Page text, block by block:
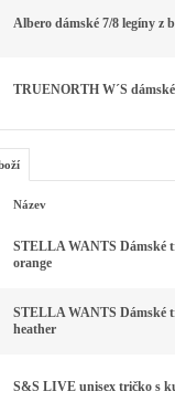
Albero dámské 7/8 legíny z
TRUENORTH W´S
Název
STELLA WANTS Dámské
orange
STELLA WANTS Dámské
heather
S&S LIVE unisex tričko s